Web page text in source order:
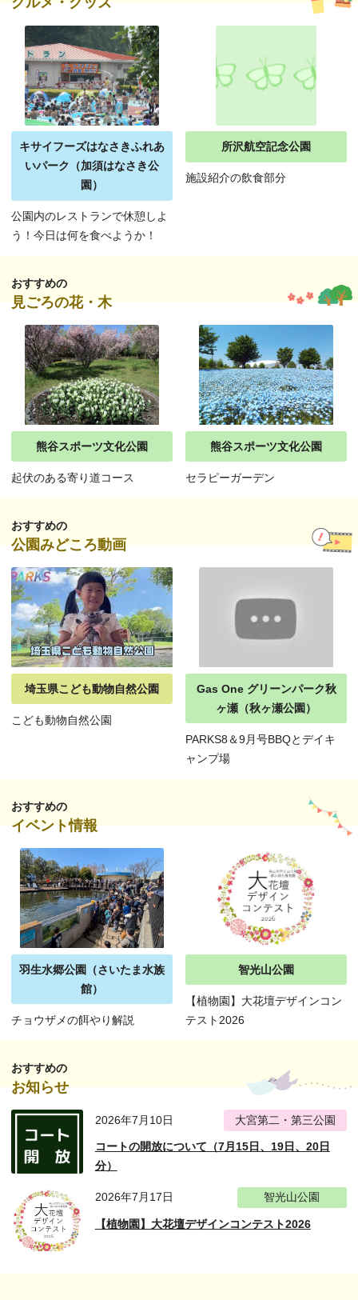
キサイフーズはなさきふれあ
いパーク（加須はなさき公
園）
公園内のレストランで休憩しよ
う！今日は何を食べようか！
所沢航空記念公園
施設紹介の飲食部分
おすすめの
見ごろの花・木
熊谷スポーツ文化公園
起伏のある寄り道コース
熊谷スポーツ文化公園
セラピーガーデン
おすすめの
公園みどころ動画
埼玉県こども動物自然公園
こども動物自然公園
Gas One グリーンパーク秋
ヶ瀬（秋ヶ瀬公園）
PARKS8＆9月号BBQとデイキ
ャンプ場
おすすめの
イベント情報
羽生水郷公園（さいたま水族
館）
チョウザメの餌やり解説
智光山公園
【植物園】大花壇デザインコン
テスト2026
おすすめの
お知らせ
2026年7月10日 大宮第二・第三公園
コートの開放について（7月15日、19日、20日
分）
2026年7月17日 智光山公園
【植物園】大花壇デザインコンテスト2026